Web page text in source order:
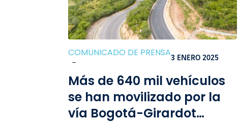
COMUNICADO DE PRENSA
-
3 ENERO 2025
Más de 640 mil vehículos
se han movilizado por la
vía Bogotá-Girardot